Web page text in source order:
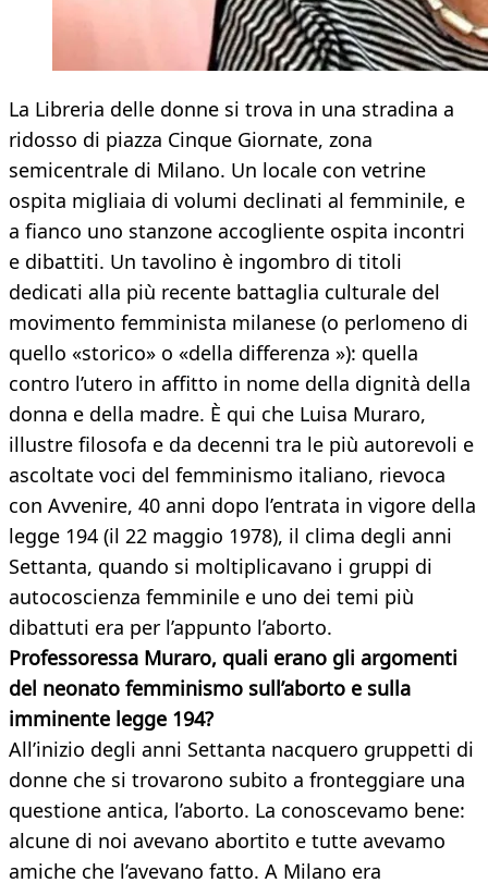
La Libreria delle donne si trova in una stradina a
ridosso di piazza Cinque Giornate, zona
semicentrale di Milano. Un locale con vetrine
ospita migliaia di volumi declinati al femminile, e
a fianco uno stanzone accogliente ospita incontri
e dibattiti. Un tavolino è ingombro di titoli
dedicati alla più recente battaglia culturale del
movimento femminista milanese (o perlomeno di
quello «storico» o «della differenza »): quella
contro l’utero in affitto in nome della dignità della
donna e della madre. È qui che Luisa Muraro,
illustre filosofa e da decenni tra le più autorevoli e
ascoltate voci del femminismo italiano, rievoca
con Avvenire, 40 anni dopo l’entrata in vigore della
legge 194 (il 22 maggio 1978), il clima degli anni
Settanta, quando si moltiplicavano i gruppi di
autocoscienza femminile e uno dei temi più
dibattuti era per l’appunto l’aborto.
Professoressa Muraro, quali erano gli argomenti
del neonato femminismo sull’aborto e sulla
imminente legge 194?
All’inizio degli anni Settanta nacquero gruppetti di
donne che si trovarono subito a fronteggiare una
questione antica, l’aborto. La conoscevamo bene:
alcune di noi avevano abortito e tutte avevamo
amiche che l’avevano fatto. A Milano era